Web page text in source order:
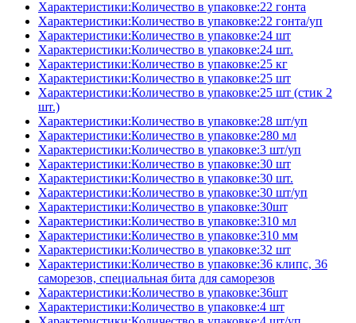
Характеристики:Количество в упаковке:22 гонта
Характеристики:Количество в упаковке:22 гонта/уп
Характеристики:Количество в упаковке:24 шт
Характеристики:Количество в упаковке:24 шт.
Характеристики:Количество в упаковке:25 кг
Характеристики:Количество в упаковке:25 шт
Характеристики:Количество в упаковке:25 шт (стик 2
шт.)
Характеристики:Количество в упаковке:28 шт/уп
Характеристики:Количество в упаковке:280 мл
Характеристики:Количество в упаковке:3 шт/уп
Характеристики:Количество в упаковке:30 шт
Характеристики:Количество в упаковке:30 шт.
Характеристики:Количество в упаковке:30 шт/уп
Характеристики:Количество в упаковке:30шт
Характеристики:Количество в упаковке:310 мл
Характеристики:Количество в упаковке:310 мм
Характеристики:Количество в упаковке:32 шт
Характеристики:Количество в упаковке:36 клипс, 36
саморезов, специальная бита для саморезов
Характеристики:Количество в упаковке:36шт
Характеристики:Количество в упаковке:4 шт